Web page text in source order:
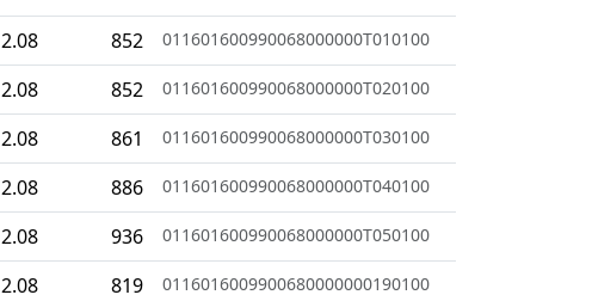
2.08 852 011601600990068000000T010100
2.08 852 011601600990068000000T020100
2.08 861 011601600990068000000T030100
2.08 886 011601600990068000000T040100
2.08 936 011601600990068000000T050100
2.08 819 0116016009900680000000190100